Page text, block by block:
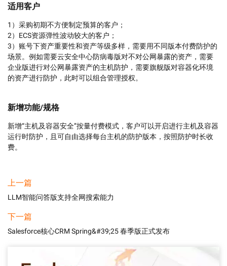
适用客户
1）采购初期不方便制定预算的客户；
2）ECS资源弹性波动较大的客户；
3）账号下资产重要性和资产等级多样，需要用不同版本付费防护的
场景。例如需要云安全中心防病毒版对不对公网暴露的资产，需要
企业版进行对公网暴露资产的主机防护，需要旗舰版对容器化环境
新增功能/规格
新增“主机及容器安全”按量付费模式，客户可以开启进行主机及容器
运行时防护，且可自由选择每台主机的防护版本，按照防护时长收
费。
上一篇
LLM智能问答版支持全网搜索能力
下一篇
Salesforce核心CRM Spring&#39;25 春季版正式发布